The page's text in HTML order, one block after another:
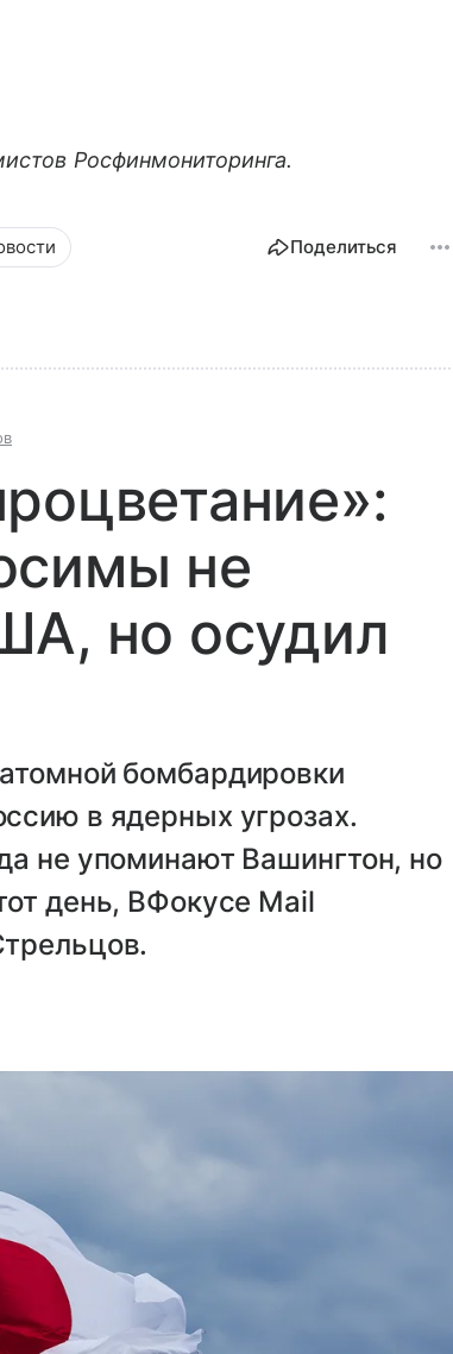
Росфинмониторинга.
Поделиться
не
но осудил
бомбардировки
в ядерных угрозах.
не упоминают Вашингтон, но
день, ВФокусе Mail